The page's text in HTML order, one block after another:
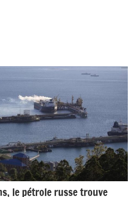
le pétrole russe trouve